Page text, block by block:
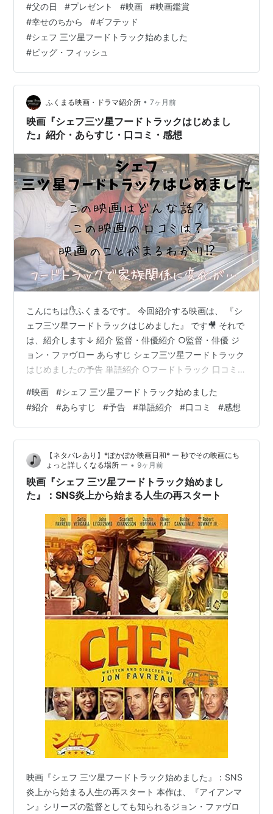
護者の助言・指導があれば、１２歳未満の年少者も観覧
できます。
*2
Rated R for language, including some suggestive
references.
レゼント（おうち映画鑑賞）がおすすめです。一緒に観
て笑ったり涙したりする時間は、何よりの特別な思い出
になります。 この記事では、読者の皆様がお父さんの好
みに合わせて迷わず選べるよう、実際に高く評価されて
いる名作映画の中から「お父さんのタイプ別」に4作品を
厳選してご紹介します。感謝を伝えるコツ…
#父の日 #プレゼント #映画 #映画鑑賞
#幸せのちから #ギフテッド
#シェフ 三ツ星フードトラック始めました
#ビッグ・フィッシュ
ふくまる映画・ドラマ紹介所 • 7ヶ月前
映画『シェフ三ツ星フードトラックはじめまし
た』紹介・あらすじ・口コミ・感想
こんにちは✋ふくまるです。 今回紹介する映画は、 『シ
ェフ三ツ星フードトラックはじめました』 です🎥 それで
は、紹介します↓ 紹介 監督・俳優紹介 ○監督・俳優 ジ
ョン・ファヴロー あらすじ シェフ三ツ星フードトラック
はじめましたの予告 単語紹介 ○フードトラック 口コミ
日(アメリカ合衆国) ２０１５年２月２８日(日本) ジャン
ル コメディ・ドラマ 上映時間 １時間５５分 監督 ジョ
ン・ファヴロー 俳優 ジョン・ファヴロー(カール・キャ
スパー役) 監督・俳優紹介 ○監督・俳優 ジョン・ファヴ
ロー 生年月日 １９６６年１０月１９日 出身…
#映画 #シェフ 三ツ星フードトラック始めました
#紹介 #あらすじ #予告 #単語紹介 #口コミ #感想
【ネタバレあり】*ぽかぽか映画日和* ー 秒でその映画にち
ょっと詳しくなる場所 ー • 9ヶ月前
映画『シェフ 三ツ星フードトラック始めまし
た』：SNS炎上から始まる人生の再スタート
映画『シェフ 三ツ星フードトラック始めました』：SNS
炎上から始まる人生の再スタート 本作は、『アイアンマ
ン』シリーズの監督としても知られるジョン・ファヴロ